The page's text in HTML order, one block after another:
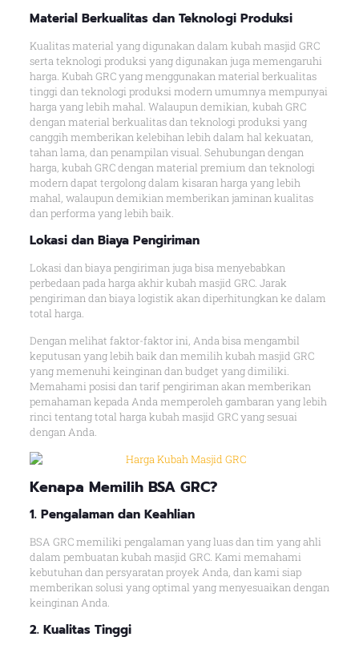
Material Berkualitas dan Teknologi Produksi
Kualitas material yang digunakan dalam kubah masjid GRC
serta teknologi produksi yang digunakan juga memengaruhi
harga. Kubah GRC yang menggunakan material berkualitas
tinggi dan teknologi produksi modern umumnya mempunyai
harga yang lebih mahal. Walaupun demikian, kubah GRC
dengan material berkualitas dan teknologi produksi yang
canggih memberikan kelebihan lebih dalam hal kekuatan,
tahan lama, dan penampilan visual. Sehubungan dengan
harga, kubah GRC dengan material premium dan teknologi
modern dapat tergolong dalam kisaran harga yang lebih
mahal, walaupun demikian memberikan jaminan kualitas
dan performa yang lebih baik.
Lokasi dan Biaya Pengiriman
Lokasi dan biaya pengiriman juga bisa menyebabkan
perbedaan pada harga akhir kubah masjid GRC. Jarak
pengiriman dan biaya logistik akan diperhitungkan ke dalam
total harga.
Dengan melihat faktor-faktor ini, Anda bisa mengambil
keputusan yang lebih baik dan memilih kubah masjid GRC
yang memenuhi keinginan dan budget yang dimiliki.
Memahami posisi dan tarif pengiriman akan memberikan
pemahaman kepada Anda memperoleh gambaran yang lebih
rinci tentang total harga kubah masjid GRC yang sesuai
dengan Anda.
Kenapa Memilih BSA GRC?
1. Pengalaman dan Keahlian
BSA GRC memiliki pengalaman yang luas dan tim yang ahli
dalam pembuatan kubah masjid GRC. Kami memahami
kebutuhan dan persyaratan proyek Anda, dan kami siap
memberikan solusi yang optimal yang menyesuaikan dengan
keinginan Anda.
2. Kualitas Tinggi